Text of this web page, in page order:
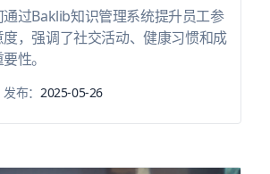
过Baklib知识管理系统提升员工参
，强调了社交活动、健康习惯和成
性。
发布： 2025-05-26